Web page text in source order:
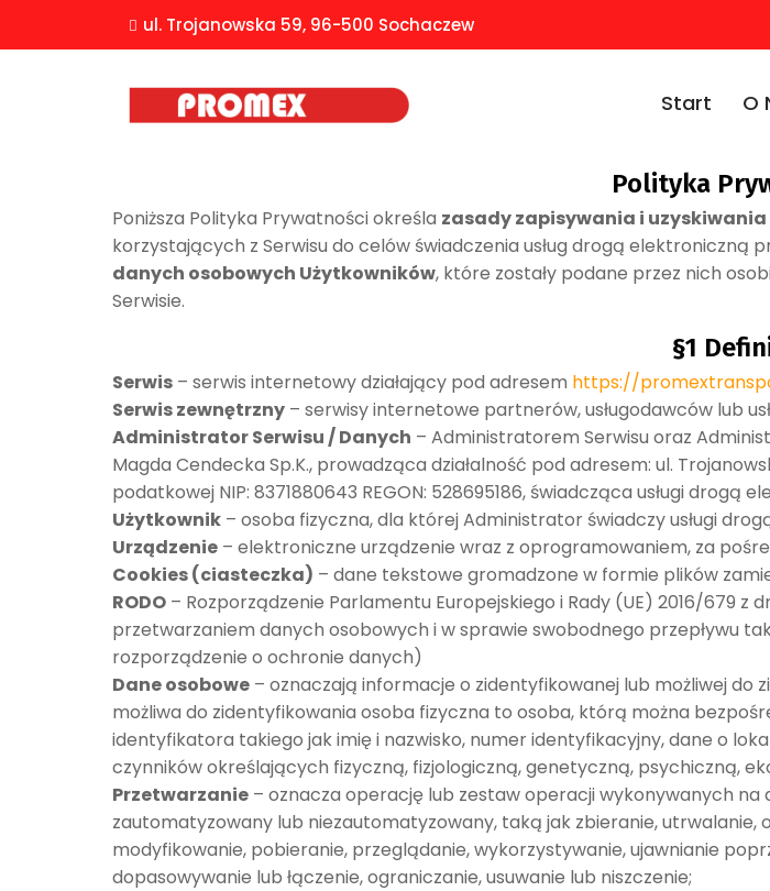
ul. Trojanowska 59, 96-500 Sochaczew
Start O
Polityka
Poniższa Polityka Prywatności określa zasady zapisywania i
korzystających z Serwisu do celów świadczenia usług drogą elektroniczną
danych osobowych Użytkowników, które zostały podane przez nich
Serwisie.
§1
Serwis – serwis internetowy działający pod adresem https://
Serwis zewnętrzny – serwisy internetowe partnerów, usługodawców lub
Administrator Serwisu / Danych – Administratorem Serwisu oraz
Magda Cendecka Sp.K., prowadząca działalność pod adresem: ul.
podatkowej NIP: 8371880643 REGON: 528695186, świadcząca usługi drogą
Użytkownik – osoba fizyczna, dla której Administrator świadczy usługi
Urządzenie – elektroniczne urządzenie wraz z oprogramowaniem, za
Cookies (ciasteczka) – dane tekstowe gromadzone w formie plików
RODO – Rozporządzenie Parlamentu Europejskiego i Rady (UE) 2016/679 z
przetwarzaniem danych osobowych i w sprawie swobodnego przepływu
rozporządzenie o ochronie danych)
Dane osobowe – oznaczają informacje o zidentyfikowanej lub możliwej do
możliwa do zidentyfikowania osoba fizyczna to osoba, którą można
identyfikatora takiego jak imię i nazwisko, numer identyfikacyjny, dane o
czynników określających fizyczną, fizjologiczną, genetyczną, psychiczną,
Przetwarzanie – oznacza operację lub zestaw operacji wykonywanych
zautomatyzowany lub niezautomatyzowany, taką jak zbieranie,
modyfikowanie, pobieranie, przeglądanie, wykorzystywanie, ujawnianie
dopasowywanie lub łączenie, ograniczanie, usuwanie lub niszczenie;